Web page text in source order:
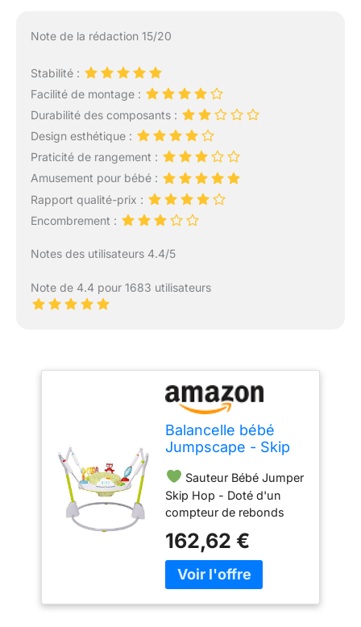
Note de la rédaction 15/20
Stabilité :
Facilité de montage :
Durabilité des composants :
Design esthétique :
Praticité de rangement :
Amusement pour bébé :
Rapport qualité-prix :
Encombrement :
Notes des utilisateurs 4.4/5
Note de 4.4 pour 1683 utilisateurs
Balancelle bébé
Jumpscape - Skip
Sauteur Bébé Jumper
Skip Hop - Doté d'un
compteur de rebonds
sauts de bébé, notre
sauteur pour bébé pliable
applaudit à chaque fois
162,62 €